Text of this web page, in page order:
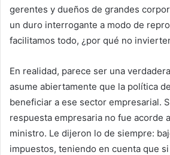
gerentes y dueños de grandes
un duro interrogante a modo de
facilitamos todo, ¿por qué no
En realidad, parece ser una
asume abiertamente que la política
beneficiar a ese sector empresarial.
respuesta empresaria no fue acorde
ministro. Le dijeron lo de siempre:
impuestos, teniendo en cuenta que